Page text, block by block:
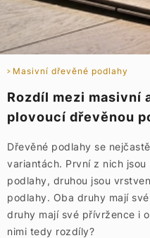
Masivní dřevěné podlahy
Rozdíl mezi masivní
plovoucí dřevěnou
Dřevěné podlahy se
variantách. První z nich jsou
podlahy, druhou jsou
podlahy. Oba druhy mají
druhy mají své přívržence i
nimi tedy rozdíly?